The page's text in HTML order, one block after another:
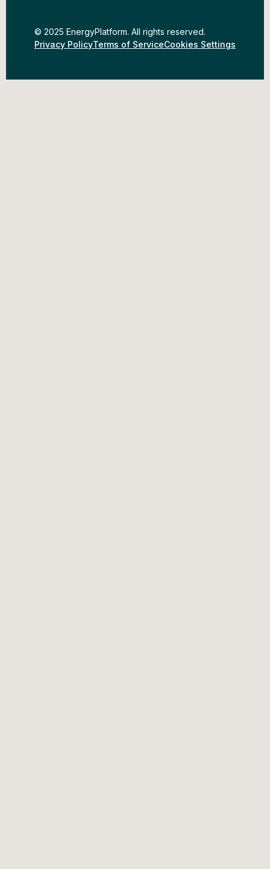
© 2025 EnergyPlatform. All rights reserved.
Privacy PolicyTerms of ServiceCookies Settings